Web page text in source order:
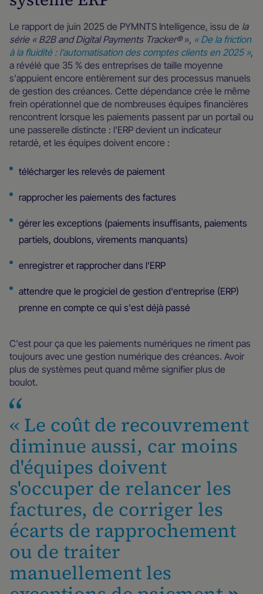
Le rapport de juin 2025 de PYMNTS Intelligence, issu de la
série « B2B and Digital Payments Tracker®», « De la friction
à la fluidité : l’automatisation des comptes clients en 2025 »,
a révélé que 35 % des entreprises de taille moyenne
s'appuient encore entièrement sur des processus manuels
de gestion des créances. Cette dépendance crée le même
frein opérationnel que de nombreuses équipes financières
rencontrent lorsque les paiements passent par un portail ou
une passerelle distincte : l'ERP devient un indicateur
retardé, et les équipes doivent encore :
télécharger les relevés de paiement
rapprocher les paiements des factures
gérer les exceptions (paiements insuffisants, paiements
partiels, doublons, virements manquants)
enregistrer et rapprocher dans l'ERP
attendre que le progiciel de gestion d'entreprise (ERP)
prenne en compte ce qui s'est déjà passé
C'est pour ça que les paiements numériques ne riment pas
toujours avec une gestion numérique des créances. Avoir
plus de systèmes peut quand même signifier plus de
boulot.
« Le coût de recouvrement
diminue aussi, car moins
d'équipes doivent
s'occuper de relancer les
factures, de corriger les
écarts de rapprochement
ou de traiter
manuellement les